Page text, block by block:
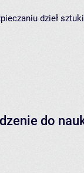
dzieł
do